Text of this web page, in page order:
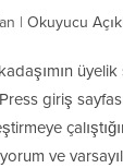
| Okuyucu
giriş
ve